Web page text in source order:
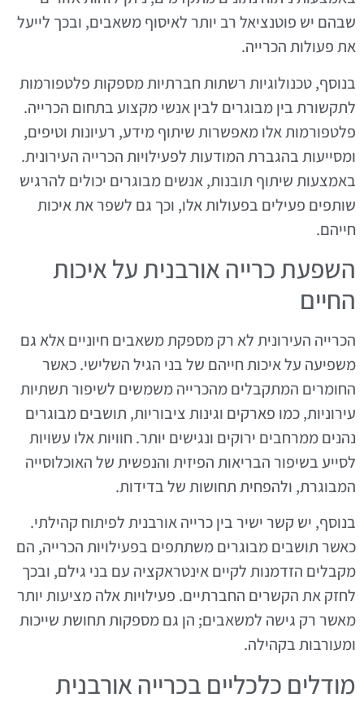
שבהם יש פוטנציאל רב יותר לאיסוף משאבים, ובכך לייעל
את פעולות הכרייה.
בנוסף, טכנולוגיות רשתות חברתיות מספקות פלטפורמות
לתקשורת בין מבוגרים לבין אנשי מקצוע בתחום הכרייה.
פלטפורמות אלו מאפשרות שיתוף מידע, רעיונות וטיפים,
ומסייעות בהגברת המודעות לפעילויות הכרייה העירונית.
באמצעות שיתוף תובנות, אנשים מבוגרים יכולים להרגיש
שותפים פעילים בפעולות אלו, וכך גם לשפר את איכות
חייהם.
השפעת כרייה אורבנית על איכות
החיים
הכרייה העירונית לא רק מספקת משאבים חיוניים אלא גם
משפיעה על איכות חייהם של בני הגיל השלישי. כאשר
החומרים המתקבלים מהכרייה משמשים לשיפור תשתיות
עירוניות, כמו פארקים וגינות ציבוריות, תושבים מבוגרים
נהנים ממרחבים ירוקים ונגישים יותר. חוויות אלו עשויות
לסייע בשיפור הבריאות הפיזית והנפשית של האוכלוסייה
המבוגרת, ולהפחית תחושות של בדידות.
בנוסף, יש קשר ישיר בין כרייה אורבנית לפיתוח קהילתי.
כאשר תושבים מבוגרים משתתפים בפעילויות הכרייה, הם
מקבלים הזדמנות לקיים אינטראקציה עם בני גילם, ובכך
לחזק את הקשרים החברתיים. פעילויות אלה מציעות יותר
מאשר רק גישה למשאבים; הן גם מספקות תחושת שייכות
ומעורבות בקהילה.
מודלים כלכליים בכרייה אורבנית